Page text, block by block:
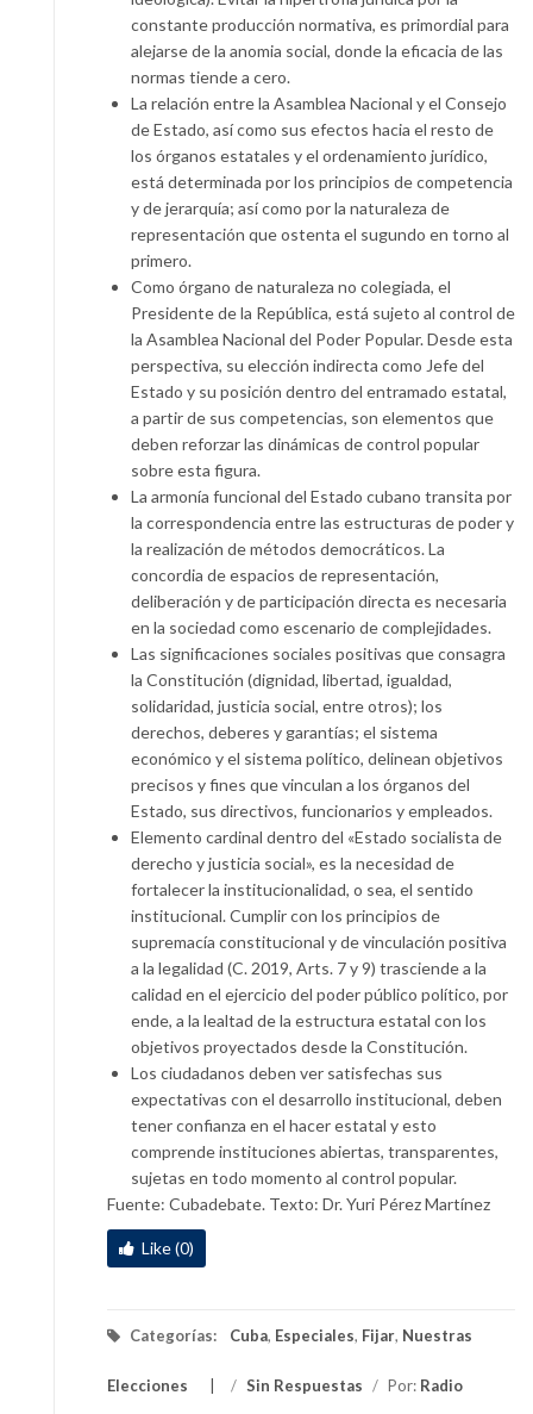
constante producción normativa, es primordial para
alejarse de la anomia social, donde la eficacia de las
normas tiende a cero.
La relación entre la Asamblea Nacional y el Consejo
de Estado, así como sus efectos hacia el resto de
los órganos estatales y el ordenamiento jurídico,
está determinada por los principios de competencia
y de jerarquía; así como por la naturaleza de
representación que ostenta el sugundo en torno al
primero.
Como órgano de naturaleza no colegiada, el
Presidente de la República, está sujeto al control de
la Asamblea Nacional del Poder Popular. Desde esta
perspectiva, su elección indirecta como Jefe del
Estado y su posición dentro del entramado estatal,
a partir de sus competencias, son elementos que
deben reforzar las dinámicas de control popular
sobre esta figura.
La armonía funcional del Estado cubano transita por
la correspondencia entre las estructuras de poder y
la realización de métodos democráticos. La
concordia de espacios de representación,
deliberación y de participación directa es necesaria
en la sociedad como escenario de complejidades.
Las significaciones sociales positivas que consagra
la Constitución (dignidad, libertad, igualdad,
solidaridad, justicia social, entre otros); los
derechos, deberes y garantías; el sistema
económico y el sistema político, delinean objetivos
precisos y fines que vinculan a los órganos del
Estado, sus directivos, funcionarios y empleados.
Elemento cardinal dentro del «Estado socialista de
derecho y justicia social», es la necesidad de
fortalecer la institucionalidad, o sea, el sentido
institucional. Cumplir con los principios de
supremacía constitucional y de vinculación positiva
a la legalidad (C. 2019, Arts. 7 y 9) trasciende a la
calidad en el ejercicio del poder público político, por
ende, a la lealtad de la estructura estatal con los
objetivos proyectados desde la Constitución.
Los ciudadanos deben ver satisfechas sus
expectativas con el desarrollo institucional, deben
tener confianza en el hacer estatal y esto
comprende instituciones abiertas, transparentes,
sujetas en todo momento al control popular.
Fuente: Cubadebate. Texto: Dr. Yuri Pérez Martínez
Like (0)
Categorías: Cuba, Especiales, Fijar, Nuestras
Elecciones / Sin Respuestas / Por: Radio